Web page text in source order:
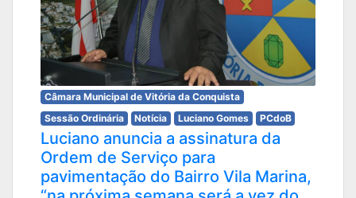
Câmara Municipal de Vitória da Conquista
Sessão Ordinária
Notícia Luciano Gomes PCdoB
Luciano anuncia a assinatura da
Ordem de Serviço para
pavimentação do Bairro Vila Marina,